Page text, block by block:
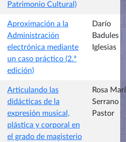
Patrimonio Cultural)
Aproximación a la
Administración
electrónica mediante
un caso práctico (2.ª
edición)
Darío
Badules
Iglesias
Articulando las
didácticas de la
expresión musical,
plástica y corporal en
el grado de magisterio
Rosa
Serrano
Pastor